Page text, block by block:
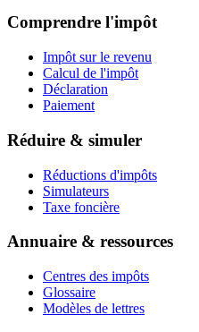
Comprendre l'impôt
Impôt sur le revenu
Calcul de l'impôt
Déclaration
Paiement
Réduire & simuler
Réductions d'impôts
Simulateurs
Taxe foncière
Annuaire & ressources
Centres des impôts
Glossaire
Modèles de lettres